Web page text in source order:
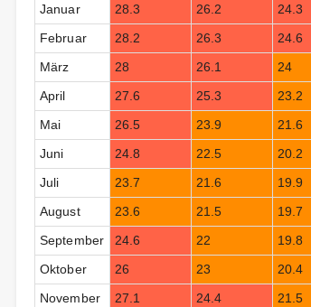
Januar 28.3 26.2 24.3
Februar 28.2 26.3 24.6
März 28 26.1 24
April 27.6 25.3 23.2
Mai 26.5 23.9 21.6
Juni 24.8 22.5 20.2
Juli 23.7 21.6 19.9
August 23.6 21.5 19.7
September 24.6 22 19.8
Oktober 26 23 20.4
November 27.1 24.4 21.5